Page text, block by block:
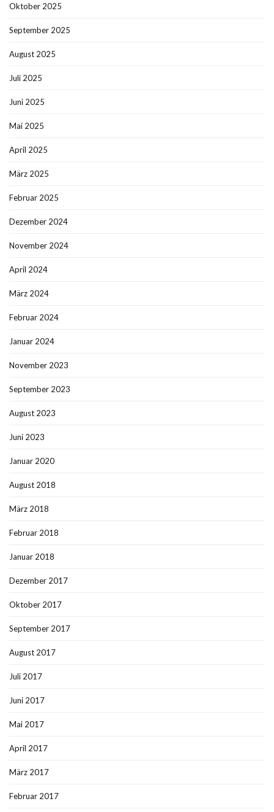
Oktober 2025
September 2025
August 2025
Juli 2025
Juni 2025
Mai 2025
April 2025
März 2025
Februar 2025
Dezember 2024
November 2024
April 2024
März 2024
Februar 2024
Januar 2024
November 2023
September 2023
August 2023
Juni 2023
Januar 2020
August 2018
März 2018
Februar 2018
Januar 2018
Dezember 2017
Oktober 2017
September 2017
August 2017
Juli 2017
Juni 2017
Mai 2017
April 2017
März 2017
Februar 2017